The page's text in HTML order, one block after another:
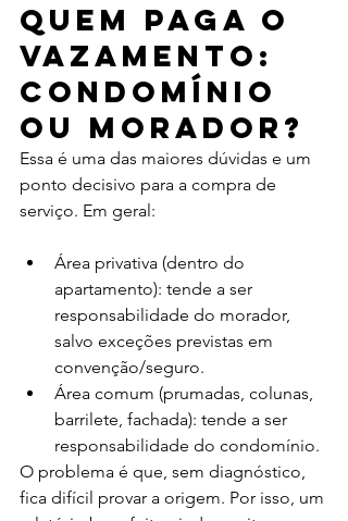
Quem paga o
vazamento:
condomínio
ou morador?
Essa é uma das maiores dúvidas e um
ponto decisivo para a compra de
serviço. Em geral:
Área privativa (dentro do
apartamento): tende a ser
responsabilidade do morador,
salvo exceções previstas em
convenção/seguro.
Área comum (prumadas, colunas,
barrilete, fachada): tende a ser
responsabilidade do condomínio.
O problema é que, sem diagnóstico,
fica difícil provar a origem. Por isso, um